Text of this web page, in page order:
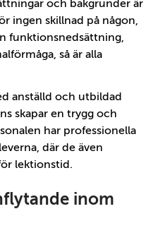
och bakgrunder är
ingen skillnad på någon,
funktionsnedsättning,
så är alla
anställd och utbildad
skapar en trygg och
har professionella
där de även
lektionstid.
inom